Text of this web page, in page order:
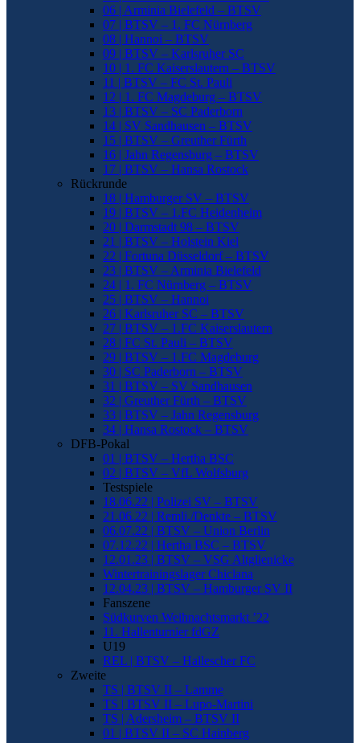
06 | Arminia Bielefeld – BTSV
07 | BTSV – 1. FC Nürnberg
08 | Hannoi – BTSV
09 | BTSV – Karlsruher SC
10 | 1. FC Kaiserslautern – BTSV
11 | BTSV – FC St. Pauli
12 | 1. FC Magdeburg – BTSV
13 | BTSV – SC Paderborn
14 | SV Sandhausen – BTSV
15 | BTSV – Greuther Fürth
16 | Jahn Regensburg – BTSV
17 | BTSV – Hansa Rostock
Rückrunde
18 | Hamburger SV – BTSV
19 | BTSV – 1.FC Heidenheim
20 | Darmstadt 98 – BTSV
21 | BTSV – Holstein Kiel
22 | Fortuna Düsseldorf – BTSV
23 | BTSV – Arminia Bielefeld
24 | 1. FC Nürnberg – BTSV
25 | BTSV – Hannoi
26 | Karlsruher SC – BTSV
27 | BTSV – 1.FC Kaiserslautern
28 | FC St. Pauli – BTSV
29 | BTSV – 1.FC Magdeburg
30 | SC Paderborn – BTSV
31 | BTSV – SV Sandhausen
32 | Greuther Fürth – BTSV
33 | BTSV – Jahn Regensburg
34 | Hansa Rostock – BTSV
DFB-Pokal
01 | BTSV – Hertha BSC
02 | BTSV – VfL Wolfsburg
Testspiele
18.06.22 | Polizei SV – BTSV
21.06.22 | Remli./Denkte – BTSV
06.07.22 | BTSV – Union Berlin
07.12.22 | Hertha BSC – BTSV
12.01.23 | BTSV – VSG Altglienicke
Wintertrainingslager Chiclana
12.04.23 | BTSV – Hamburger SV II
Fanszene
Südkurven Weihnachtsmarkt ’22
11. Hallenturnier fdGZ
U19
REL | BTSV – Hallescher FC
Zweite
TS | BTSV II – Lamme
TS | BTSV II – Lupo-Martini
TS | Adersheim – BTSV II
01 | BTSV II – SC Hainberg